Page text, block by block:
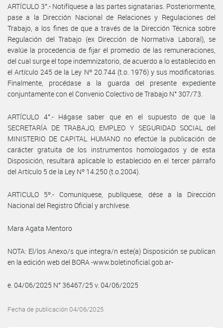
ARTÍCULO 3°.- Notifíquese a las partes signatarias. Posteriormente,
pase a la Dirección Nacional de Relaciones y Regulaciones del
Trabajo, a los fines de que a través de la Dirección Técnica sobre
Regulación del Trabajo (ex Dirección de Normativa Laboral), se
evalúe la procedencia de fijar el promedio de las remuneraciones,
del cual surge el tope indemnizatorio, de acuerdo a lo establecido en
el Artículo 245 de la Ley Nº 20.744 (t.o. 1976) y sus modificatorias.
Finalmente, procédase a la guarda del presente expediente
conjuntamente con el Convenio Colectivo de Trabajo N° 307/73.
ARTÍCULO 4°.- Hágase saber que en el supuesto de que la
SECRETARÍA DE TRABAJO, EMPLEO Y SEGURIDAD SOCIAL del
MINISTERIO DE CAPITAL HUMANO no efectúe la publicación de
carácter gratuita de los instrumentos homologados y de esta
Disposición, resultará aplicable lo establecido en el tercer párrafo
del Artículo 5 de la Ley Nº 14.250 (t.o.2004).
ARTICULO 5º.- Comuníquese, publíquese, dése a la Dirección
Nacional del Registro Oficial y archívese.
Mara Agata Mentoro
NOTA: El/los Anexo/s que integra/n este(a) Disposición se publican
en la edición web del BORA -www.boletinoficial.gob.ar-
e. 04/06/2025 N° 36467/25 v. 04/06/2025
Fecha de publicación 04/06/2025